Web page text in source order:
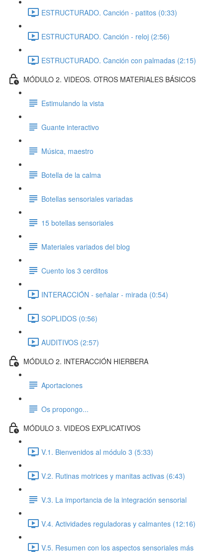
ESTRUCTURADO. Canción - patitos (0:33)
ESTRUCTURADO. Canción - reloj (2:56)
ESTRUCTURADO. Canción con palmadas (2:15)
MÓDULO 2. VIDEOS. OTROS MATERIALES BÁSICOS
Estimulando la vista
Guante interactivo
Música, maestro
Botella de la calma
Botellas sensoriales variadas
15 botellas sensoriales
Materiales variados del blog
Cuento los 3 cerditos
INTERACCIÓN - señalar - mirada (0:54)
SOPLIDOS (0:56)
AUDITIVOS (2:57)
MÓDULO 2. INTERACCIÓN HIERBERA
Aportaciones
Os propongo...
MÓDULO 3. VIDEOS EXPLICATIVOS
V.1. Bienvenidos al módulo 3 (5:33)
V.2. Rutinas motrices y manitas activas (6:43)
V.3. La importancia de la integración sensorial
V.4. Actividades reguladoras y calmantes (12:16)
V.5. Resumen con los aspectos sensoriales más